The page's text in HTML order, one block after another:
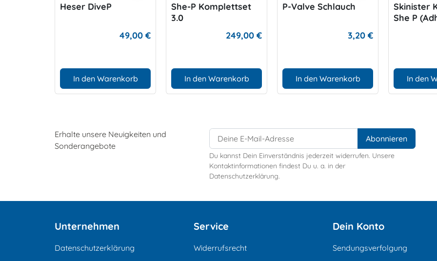
Heser DiveP
49,00 €
In den Warenkorb
She-P Komplettset
3.0
249,00 €
In den Warenkorb
P-Valve Schlauch
3,20 €
In den Warenkorb
Skinister
She P
In den
Erhalte unsere Neuigkeiten und
Sonderangebote
Du kannst Dein Einverständnis jederzeit widerrufen. Unsere
Kontaktinformationen findest Du u. a. in der
Datenschutzerklärung.
Unternehmen
Datenschutzerklärung
Service
Widerrufsrecht
Dein Konto
Sendungsverfolgung